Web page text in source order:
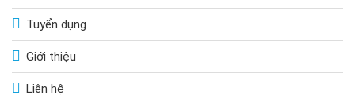
Tuyển dụng
Giới thiệu
Liên hệ